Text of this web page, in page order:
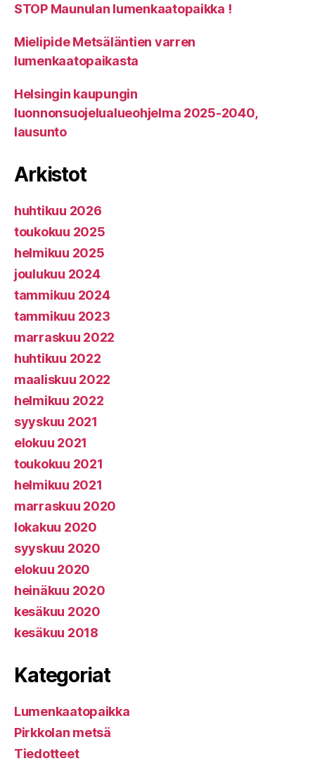
STOP Maunulan lumenkaatopaikka !
Mielipide Metsäläntien varren
lumenkaatopaikasta
Helsingin kaupungin
luonnonsuojelualueohjelma 2025-2040,
lausunto
Arkistot
huhtikuu 2026
toukokuu 2025
helmikuu 2025
joulukuu 2024
tammikuu 2024
tammikuu 2023
marraskuu 2022
huhtikuu 2022
maaliskuu 2022
helmikuu 2022
syyskuu 2021
elokuu 2021
toukokuu 2021
helmikuu 2021
marraskuu 2020
lokakuu 2020
syyskuu 2020
elokuu 2020
heinäkuu 2020
kesäkuu 2020
kesäkuu 2018
Kategoriat
Lumenkaatopaikka
Pirkkolan metsä
Tiedotteet